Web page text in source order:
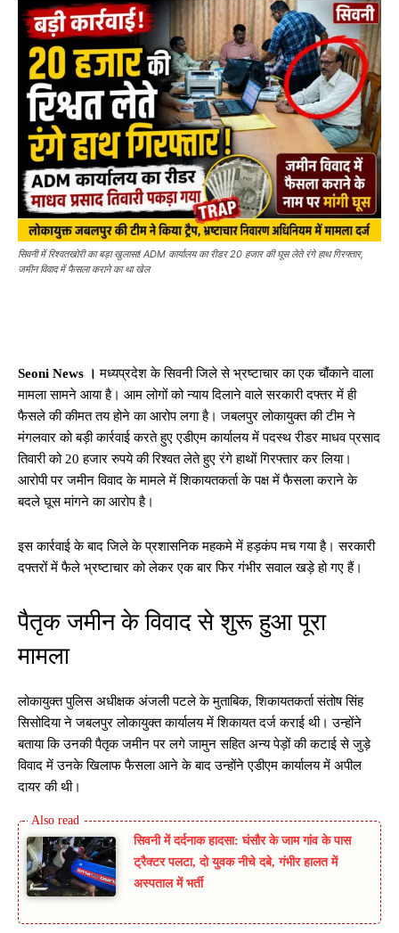
सिवनी में रिश्वतखोरी का बड़ा खुलासा! ADM कार्यालय का रीडर 20 हजार की घूस लेते रंगे हाथ गिरफ्तार,
जमीन विवाद में फैसला कराने का था खेल
Seoni News । मध्यप्रदेश के सिवनी जिले से भ्रष्टाचार का एक चौंकाने वाला
मामला सामने आया है। आम लोगों को न्याय दिलाने वाले सरकारी दफ्तर में ही
फैसले की कीमत तय होने का आरोप लगा है। जबलपुर लोकायुक्त की टीम ने
मंगलवार को बड़ी कार्रवाई करते हुए एडीएम कार्यालय में पदस्थ रीडर माधव प्रसाद
तिवारी को 20 हजार रुपये की रिश्वत लेते हुए रंगे हाथों गिरफ्तार कर लिया।
आरोपी पर जमीन विवाद के मामले में शिकायतकर्ता के पक्ष में फैसला कराने के
बदले घूस मांगने का आरोप है।
इस कार्रवाई के बाद जिले के प्रशासनिक महकमे में हड़कंप मच गया है। सरकारी
दफ्तरों में फैले भ्रष्टाचार को लेकर एक बार फिर गंभीर सवाल खड़े हो गए हैं।
पैतृक जमीन के विवाद से शुरू हुआ पूरा
मामला
लोकायुक्त पुलिस अधीक्षक अंजली पटले के मुताबिक, शिकायतकर्ता संतोष सिंह
सिसोदिया ने जबलपुर लोकायुक्त कार्यालय में शिकायत दर्ज कराई थी। उन्होंने
बताया कि उनकी पैतृक जमीन पर लगे जामुन सहित अन्य पेड़ों की कटाई से जुड़े
विवाद में उनके खिलाफ फैसला आने के बाद उन्होंने एडीएम कार्यालय में अपील
दायर की थी।
सिवनी में दर्दनाक हादसा: घंसौर के जाम गांव के पास
ट्रैक्टर पलटा, दो युवक नीचे दबे, गंभीर हालत में
अस्पताल में भर्ती